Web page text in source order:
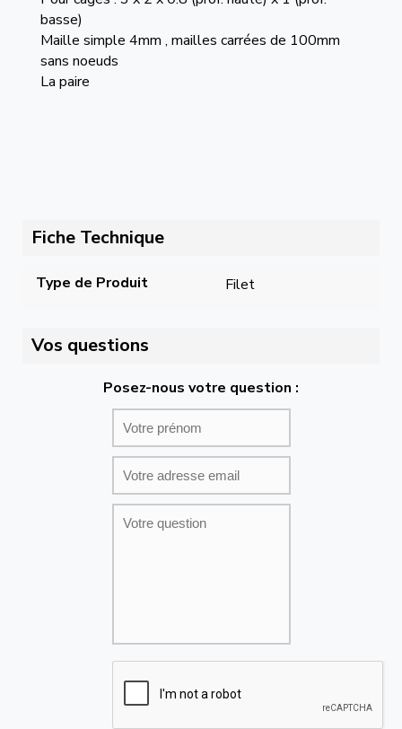
basse)
Maille simple 4mm , mailles carrées de 100mm
sans noeuds
La paire
Fiche Technique
Type de Produit Filet
Vos questions
Posez-nous votre question :